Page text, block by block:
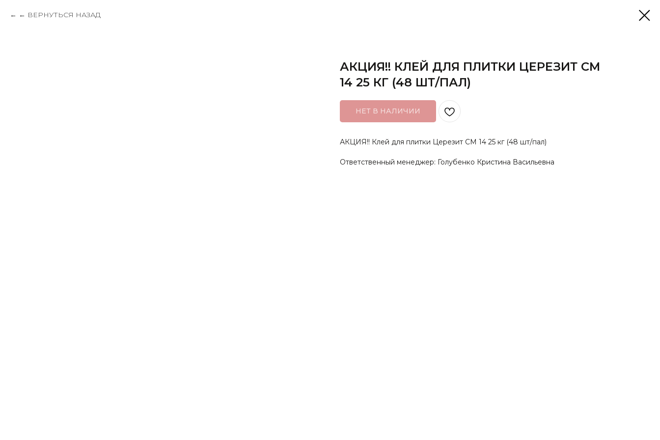
← ВЕРНУТЬСЯ НАЗАД
АКЦИЯ!! КЛЕЙ ДЛЯ ПЛИТКИ ЦЕРЕЗИТ СМ
14 25 КГ (48 ШТ/ПАЛ)
НЕТ В НАЛИЧИИ
АКЦИЯ!! Клей для плитки Церезит СМ 14 25 кг (48 шт/пал)
Ответственный менеджер: Голубенко Кристина Васильевна